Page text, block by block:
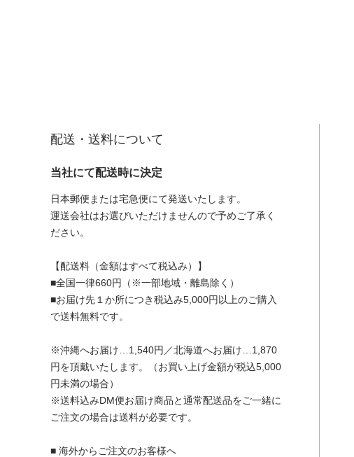
配送・送料について
当社にて配送時に決定
日本郵便または宅急便にて発送いたします。
運送会社はお選びいただけませんので予めご了承く
ださい。
【配送料（金額はすべて税込み）】
■全国一律660円（※一部地域・離島除く）
■お届け先１か所につき税込み5,000円以上のご購入
で送料無料です。
※沖縄へお届け…1,540円／北海道へお届け…1,870
円を頂戴いたします。（お買い上げ金額が税込5,000
円未満の場合）
※送料込みDM便お届け商品と通常配送品をご一緒に
ご注文の場合は送料が必要です。
■ 海外からご注文のお客様へ